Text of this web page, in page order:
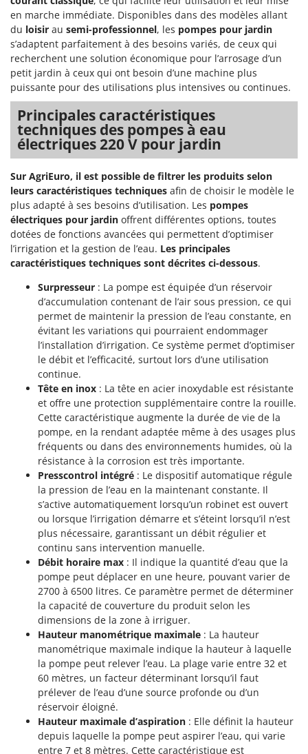
en marche immédiate. Disponibles dans des modèles allant
du loisir au semi-professionnel, les pompes pour jardin
s’adaptent parfaitement à des besoins variés, de ceux qui
recherchent une solution économique pour l’arrosage d’un
petit jardin à ceux qui ont besoin d’une machine plus
puissante pour des utilisations plus intensives ou continues.
Principales caractéristiques
techniques des pompes à eau
électriques 220 V pour jardin
Sur AgriEuro, il est possible de filtrer les produits selon
leurs caractéristiques techniques afin de choisir le modèle le
plus adapté à ses besoins d’utilisation. Les pompes
électriques pour jardin offrent différentes options, toutes
dotées de fonctions avancées qui permettent d’optimiser
l’irrigation et la gestion de l’eau. Les principales
caractéristiques techniques sont décrites ci-dessous.
Surpresseur : La pompe est équipée d’un réservoir
d’accumulation contenant de l’air sous pression, ce qui
permet de maintenir la pression de l’eau constante, en
évitant les variations qui pourraient endommager
l’installation d’irrigation. Ce système permet d’optimiser
le débit et l’efficacité, surtout lors d’une utilisation
continue.
Tête en inox : La tête en acier inoxydable est résistante
et offre une protection supplémentaire contre la rouille.
Cette caractéristique augmente la durée de vie de la
pompe, en la rendant adaptée même à des usages plus
fréquents ou dans des environnements humides, où la
résistance à la corrosion est très importante.
Presscontrol intégré : Le dispositif automatique régule
la pression de l’eau en la maintenant constante. Il
s’active automatiquement lorsqu’un robinet est ouvert
ou lorsque l’irrigation démarre et s’éteint lorsqu’il n’est
plus nécessaire, garantissant un débit régulier et
continu sans intervention manuelle.
Débit horaire max : Il indique la quantité d’eau que la
pompe peut déplacer en une heure, pouvant varier de
2700 à 6500 litres. Ce paramètre permet de déterminer
la capacité de couverture du produit selon les
dimensions de la zone à irriguer.
Hauteur manométrique maximale : La hauteur
manométrique maximale indique la hauteur à laquelle
la pompe peut relever l’eau. La plage varie entre 32 et
60 mètres, un facteur déterminant lorsqu’il faut
prélever de l’eau d’une source profonde ou d’un
réservoir éloigné.
Hauteur maximale d’aspiration : Elle définit la hauteur
depuis laquelle la pompe peut aspirer l’eau, qui varie
entre 7 et 8 mètres. Cette caractéristique est